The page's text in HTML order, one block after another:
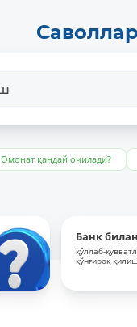
Омонат қандай очилади?
Банк
қўллаб-
қўнғироқ қилиш